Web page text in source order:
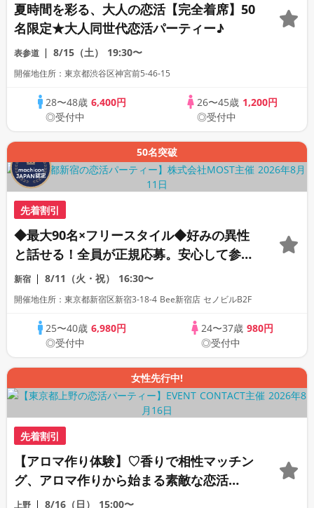
夏時間を彩る、大人の恋活【完全着席】50
名限定★大人同世代恋活パーティー♪
表参道 8/15（土） 19:30〜
開催地住所：東京都渋谷区神宮前5-46-15
28〜48歳6,400円
◎受付中
26〜45歳 1,200円
◎受付中
50名突破
先着割引
◆最大90名×フリースタイル◆好みの異性
と話せる！全員が正規応募。安心して参加
できる真剣恋活パーティ
新宿 8/11（火・祝） 16:30〜
開催地住所：東京都新宿区新宿3-18-4 Bee新宿店 セノビルB2F
25〜40歳6,980円
◎受付中
24〜37歳 980円
◎受付中
女性先行中!
先着割引
【アロマ作り体験】♡香りで相性マッチン
グ、アロマ作りから始まる素敵な恋活
♡【1:1交流特化型街コン】
上野 8/16（日） 15:00〜